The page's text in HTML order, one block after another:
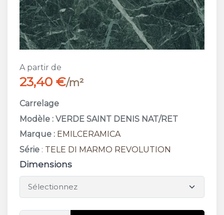
A partir de
23,40 €/m²
Carrelage
Modèle : VERDE SAINT DENIS NAT/RET
Marque : EMILCERAMICA
Série : TELE DI MARMO REVOLUTION
Dimensions